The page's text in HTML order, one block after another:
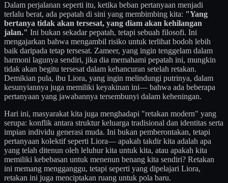
Dalam perjalanan seperti itu, ketika beban pertanyaan menjadi
terlalu berat, ada pepatah di sini yang membimbing kita: "Yang
bertanya tidak akan tersesat, yang diam akan kehilangan
jalan." Ini bukan sekadar pepatah, tetapi sebuah filosofi. Ini
mengajarkan bahwa mengambil risiko untuk terlihat bodoh lebih
baik daripada tetap tersesat. Zameer, yang ingin tenggelam dalam
harmoni lagunya sendiri, jika dia memahami pepatah ini, mungkin
tidak akan begitu tersesat dalam kehancuran setelah retakan.
Demikian pula, ibu Liora, yang ingin melindungi putrinya, dalam
kesunyiannya juga memiliki keyakinan ini— bahwa ada beberapa
pertanyaan yang jawabannya tersembunyi dalam keheningan.
Hari ini, masyarakat kita juga menghadapi "retakan modern" yang
serupa: konflik antara struktur keluarga tradisional dan identitas serta
impian individu generasi muda. Ini bukan pemberontakan, tetapi
pertanyaan kolektif seperti Liora— apakah takdir kita adalah apa
yang telah ditenun oleh leluhur kita untuk kita, atau apakah kita
memiliki kebebasan untuk menenun benang kita sendiri? Retakan
ini memang mengganggu, tetapi seperti yang dipelajari Liora,
retakan ini juga menciptakan ruang untuk pola baru.